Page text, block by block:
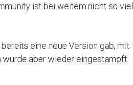
ist bei weitem nicht so viel
eine neue Version gab, mit
wurde aber wieder eingestampft